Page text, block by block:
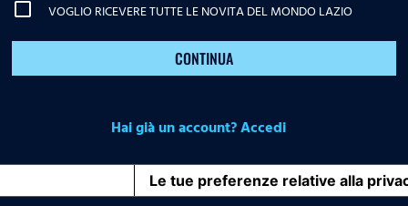
VOGLIO RICEVERE TUTTE LE NOVITA DEL MONDO LAZIO
CONTINUA
Hai già un account? Accedi
Le tue preferenze relative alla